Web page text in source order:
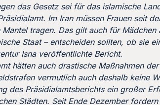
das Gesetz sei für das islamische
Im Iran müssen Frauen seit
tragen. Das gilt auch für
Staat – entscheiden sollten, ob sie
Isna veröffentlichte Bericht.
hätten auch drastische Maßnahmen
vermutlich auch deshalb keine
des Präsidialamtsberichts ein großer
Städten. Seit Ende Dezember